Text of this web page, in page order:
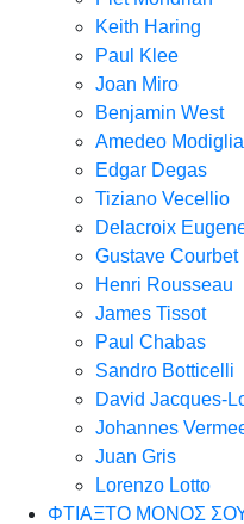
Keith Haring
Paul Klee
Joan Miro
Benjamin West
Amedeo
Edgar Degas
Tiziano Vecellio
Delacroix
Gustave Courbet
Henri Rousseau
James Tissot
Paul Chabas
Sandro Botticelli
David Jacques-
Johannes
Juan Gris
Lorenzo Lotto
ΦΤΙΑΞΤΟ ΜΟΝΟΣ